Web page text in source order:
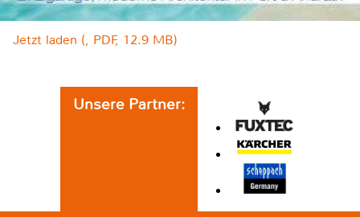
Jetzt laden (, PDF, 12.9 MB)
Unsere Partner: